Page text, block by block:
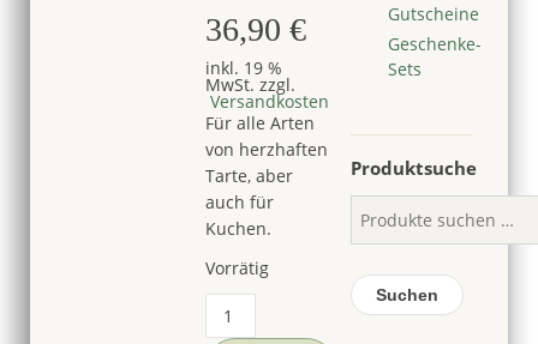
36,90€
inkl. 19 %
MwSt. zzgl.
Versandkosten
Für alle Arten
von herzhaften
Tarte, aber
auch für
Kuchen.
Vorrätig
Steinzeug
Tarteform
Gutscheine
Geschenke-
Sets
Produktsuche
Suchen